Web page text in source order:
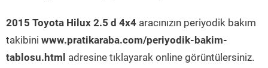
2015 Toyota Hilux 2.5 d 4x4 aracınızın periyodik bakım
takibini www.pratikaraba.com/periyodik-bakim-
tablosu.html adresine tıklayarak online görüntülersiniz.